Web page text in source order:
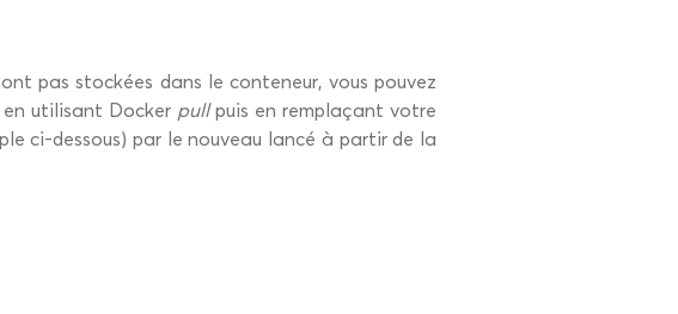
pas stockées dans le conteneur, vous pouvez
utilisant Docker pullpuis en remplaçant votre
ci-dessous) par le nouveau lancé à partir de la